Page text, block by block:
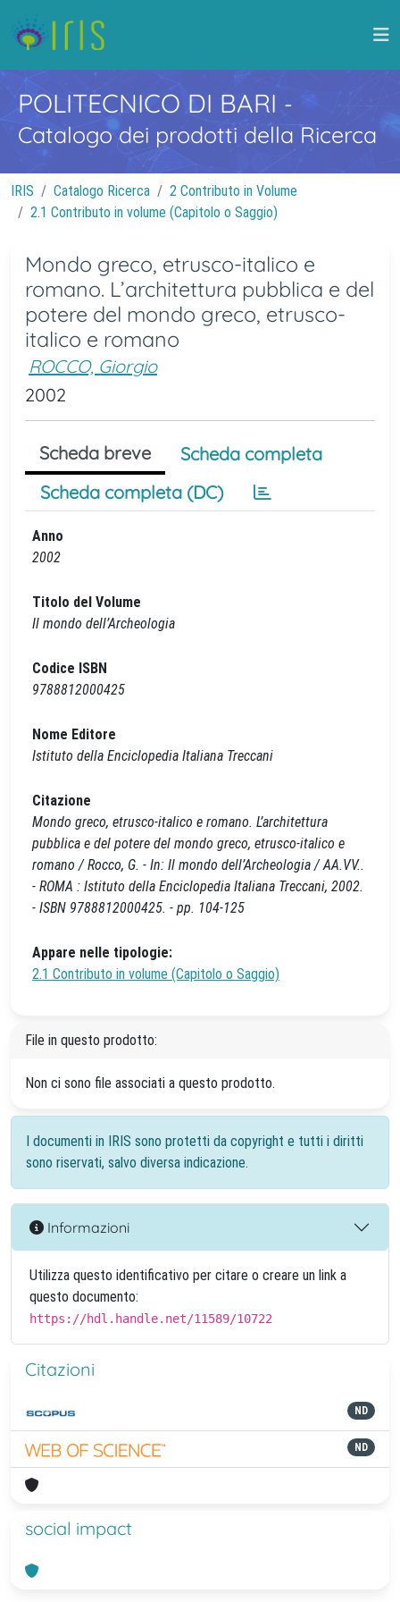
POLITECNICO DI BARI -
Catalogo dei prodotti della Ricerca
IRIS Catalogo Ricerca
2 Contributo in Volume
2.1 Contributo in volume (Capitolo o Saggio)
Mondo greco, etrusco-italico e
romano. L’architettura pubblica e del
potere del mondo greco, etrusco-
italico e romano
ROCCO, Giorgio
2002
Scheda breve
Scheda completa
Scheda completa (DC)
Anno
2002
Titolo del Volume
Il mondo dell’Archeologia
Codice ISBN
9788812000425
Nome Editore
Istituto della Enciclopedia Italiana Treccani
Citazione
Mondo greco, etrusco-italico e romano. L’architettura
pubblica e del potere del mondo greco, etrusco-italico e
romano / Rocco, G. - In: Il mondo dell’Archeologia / AA.VV..
- ROMA : Istituto della Enciclopedia Italiana Treccani, 2002.
- ISBN 9788812000425. - pp. 104-125
Appare nelle tipologie:
2.1 Contributo in volume (Capitolo o Saggio)
File in questo prodotto:
Non ci sono file associati a questo prodotto.
I documenti in IRIS sono protetti da copyright e tutti i diritti
sono riservati, salvo diversa indicazione.
Informazioni
Utilizza questo identificativo per citare o creare un link a
questo documento:
https://hdl.handle.net/11589/10722
Citazioni
ND
ND
social impact